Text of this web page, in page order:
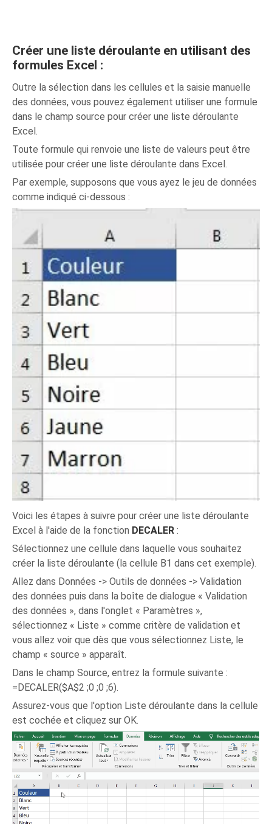
Créer une liste déroulante en utilisant des
formules Excel :
Outre la sélection dans les cellules et la saisie manuelle
des données, vous pouvez également utiliser une formule
dans le champ source pour créer une liste déroulante
Excel.
Toute formule qui renvoie une liste de valeurs peut être
utilisée pour créer une liste déroulante dans Excel.
Par exemple, supposons que vous ayez le jeu de données
comme indiqué ci-dessous :
Voici les étapes à suivre pour créer une liste déroulante
Excel à l'aide de la fonction DECALER:
Sélectionnez une cellule dans laquelle vous souhaitez
créer la liste déroulante (la cellule B1 dans cet exemple).
Allez dans Données -> Outils de données -> Validation
des données puis dans la boîte de dialogue « Validation
des données », dans l'onglet « Paramètres »,
sélectionnez « Liste » comme critère de validation et
vous allez voir que dès que vous sélectionnez Liste, le
champ « source » apparaît.
Dans le champ Source, entrez la formule suivante :
=DECALER($A$2 ;0 ;0 ;6).
Assurez-vous que l'option Liste déroulante dans la cellule
est cochée et cliquez sur OK.